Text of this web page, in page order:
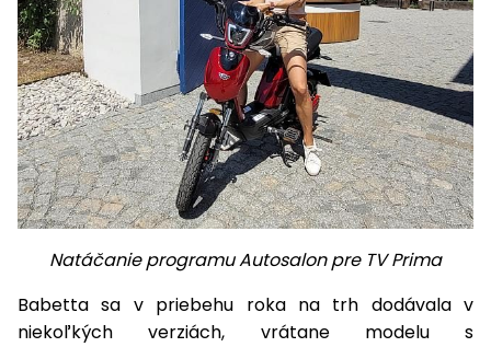
Natáčanie programu Autosalon pre TV Prima
Babetta sa v priebehu roka na trh dodávala v
niekoľkých verziách, vrátane modelu s